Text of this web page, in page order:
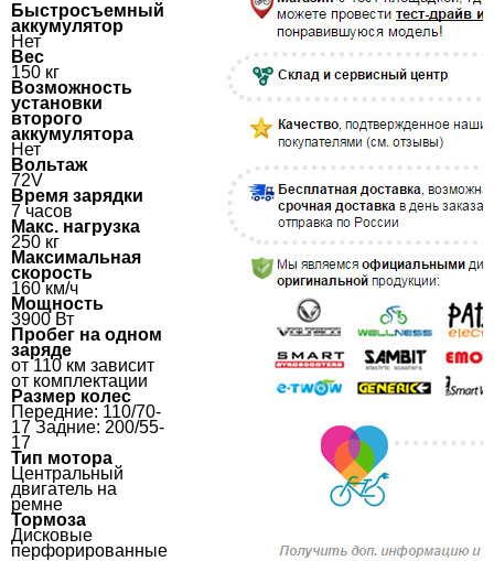
Быстросъемный
аккумулятор
Нет
Вес
150 кг
Возможность
установки
второго
аккумулятора
Нет
Вольтаж
72V
Время зарядки
7 часов
Макс. нагрузка
250 кг
Максимальная
скорость
160 км/ч
Мощность
3900 Вт
Пробег на одном
заряде
от 110 км зависит
от комплектации
Размер колес
Передние: 110/70-
17 Задние: 200/55-
17
Тип мотора
Центральный
двигатель на
ремне
Тормоза
Дисковые
перфорированные